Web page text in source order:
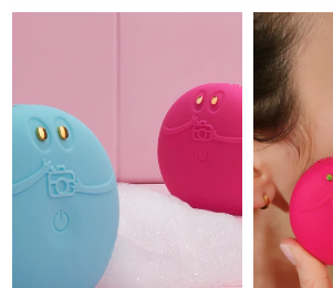
FOREO APP
關於我們
哈薩克
科威特
拉脫維亞